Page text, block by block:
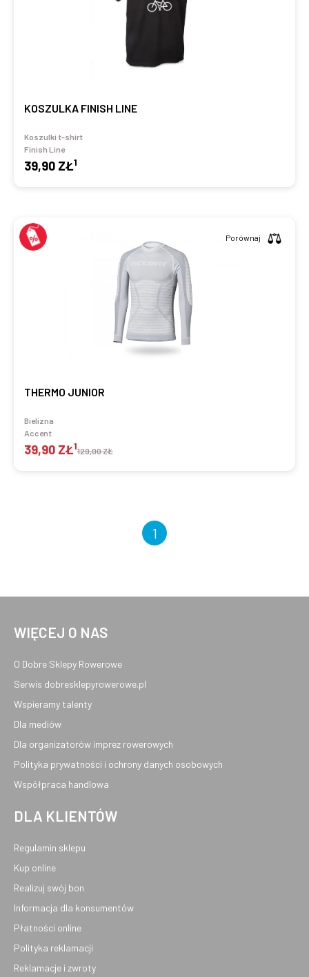
KOSZULKA FINISH LINE
Koszulki t-shirt
Finish Line
39,90 ZŁ1
THERMO JUNIOR
Bielizna
Accent
39,90 ZŁ1129,00 ZŁ
Porównaj
1
WIĘCEJ O NAS
O Dobre Sklepy Rowerowe
Serwis dobresklepyrowerowe.pl
Wspieramy talenty
Dla mediów
Dla organizatorów imprez rowerowych
Polityka prywatności i ochrony danych osobowych
Współpraca handlowa
DLA KLIENTÓW
Regulamin sklepu
Kup online
Realizuj swój bon
Informacja dla konsumentów
Płatności online
Polityka reklamacji
Reklamacje i zwroty